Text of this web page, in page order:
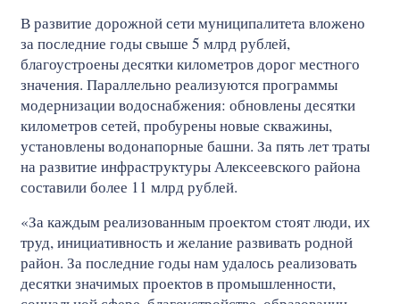
В развитие дорожной сети муниципалитета вложено
за последние годы свыше 5 млрд рублей,
благоустроены десятки километров дорог местного
значения. Параллельно реализуются программы
модернизации водоснабжения: обновлены десятки
километров сетей, пробурены новые скважины,
установлены водонапорные башни. За пять лет траты
на развитие инфраструктуры Алексеевского района
составили более 11 млрд рублей.
«За каждым реализованным проектом стоят люди, их
труд, инициативность и желание развивать родной
район. За последние годы нам удалось реализовать
десятки значимых проектов в промышленности,